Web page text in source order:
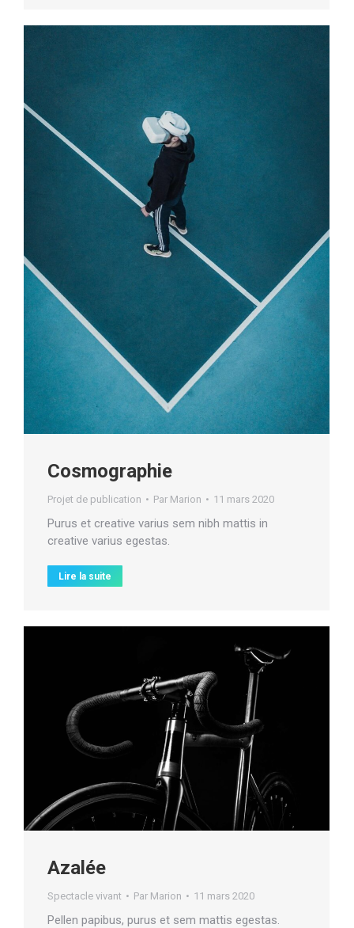
Cosmographie
Projet de publication Par Marion 11 mars 2020
Purus et creative varius sem nibh mattis in
creative varius egestas.
Lire la suite
Azalée
Spectacle vivant Par Marion 11 mars 2020
Pellen papibus, purus et sem mattis egestas.